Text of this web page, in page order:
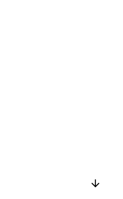
arrow_downward